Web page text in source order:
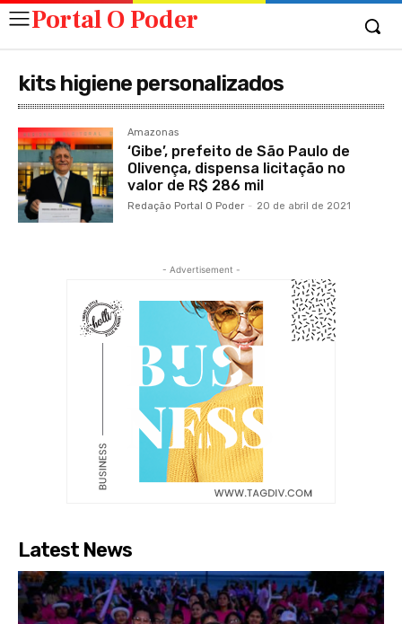
Portal O Poder
kits higiene personalizados
Amazonas
‘Gibe’, prefeito de São Paulo de
Olivença, dispensa licitação no
valor de R$ 286 mil
Redação Portal O Poder - 20 de abril de 2021
- Advertisement -
Latest News